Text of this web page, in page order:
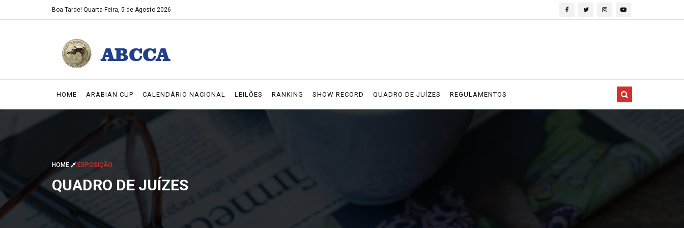
Boa Tarde! Quarta-Feira, 5 de Agosto 2026
HOME ARABIAN CUP CALENDÁRIO NACIONAL LEILÕES RANKING SHOW RECORD QUADRO DE JUÍZES REGULAMENTOS
HOME EXPOSIÇÃO
QUADRO DE JUÍZES